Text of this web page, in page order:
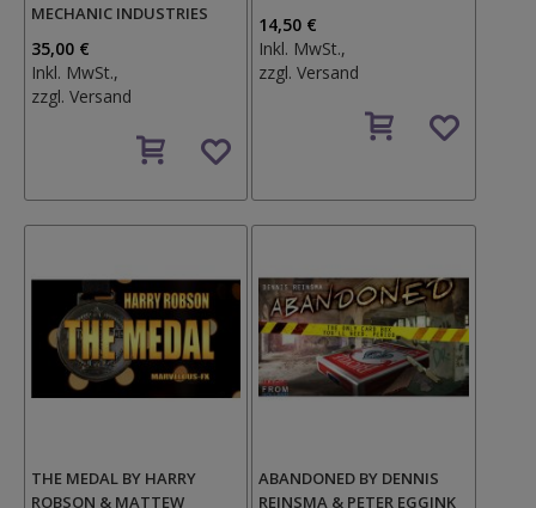
MECHANIC INDUSTRIES
35,00 €
Inkl. MwSt.,
zzgl. Versand
den
14,50 €
Inkl. MwSt.,
zzgl.Versand
den
THE MEDAL BY HARRY
ROBSON & MATTEW
ABANDONED BY DENNIS
REINSMA & PETER EGGINK